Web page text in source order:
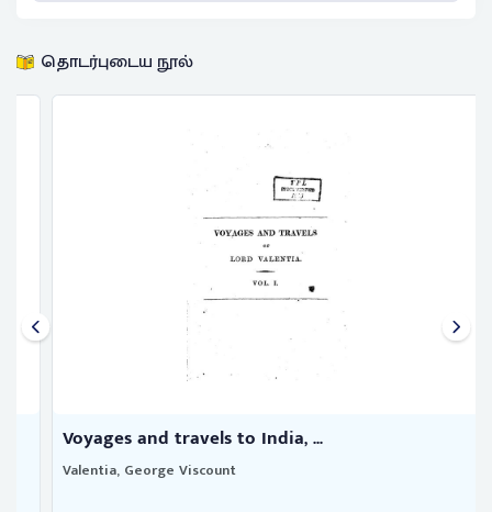
தொடர்புடைய நூல்
Voyages and travels to India, ...
Valentia, George Viscount